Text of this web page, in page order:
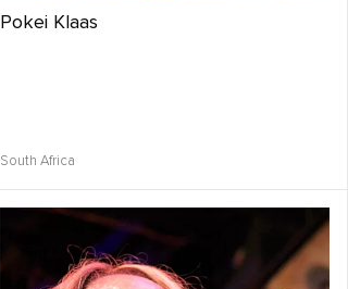
Pokei Klaas
South Africa